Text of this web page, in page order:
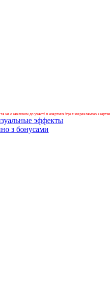
є закликом до участі в азартних іграх чи рекламою
з бонусами